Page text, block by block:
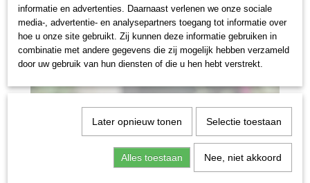
informatie en advertenties. Daarnaast verlenen we onze sociale
media-, advertentie- en analysepartners toegang tot informatie over
hoe u onze site gebruikt. Zij kunnen deze informatie gebruiken in
combinatie met andere gegevens die zij mogelijk hebben verzameld
door uw gebruik van hun diensten of die u hen hebt verstrekt.
Later opnieuw tonen Selectie toestaan
Alles toestaan Nee, niet akkoord